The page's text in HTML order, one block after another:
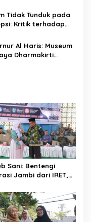
Kelola Sampah
Tidak Tunduk pada
Kritik terhadap
dan Aktivis
Al Haris: Museum
Dharmakirti
Sani: Bentengi
Jambi dari IRET,
dari Sekolah